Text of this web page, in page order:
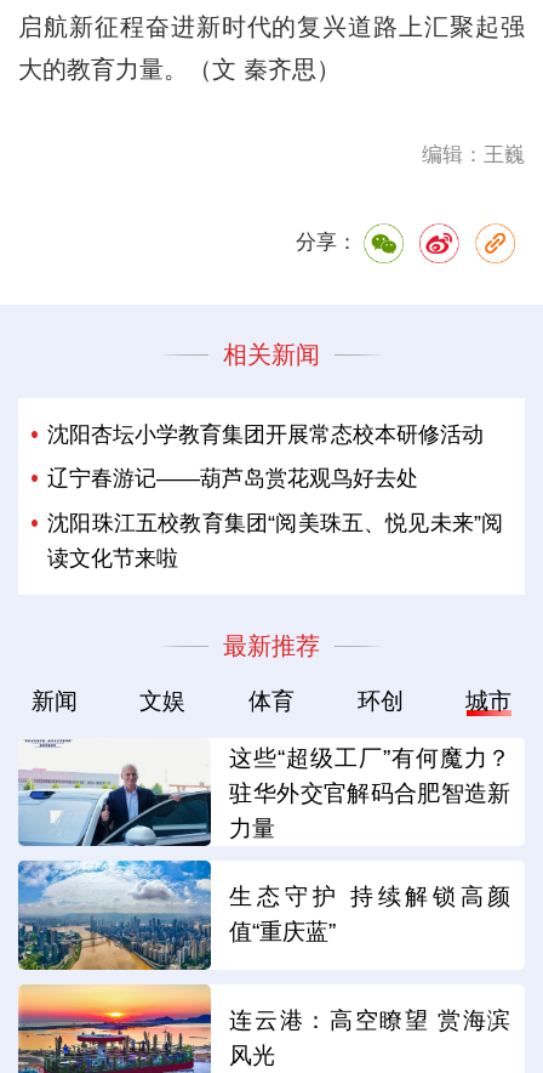
启航新征程奋进新时代的复兴道路上汇聚起强
大的教育力量。（文 秦齐思）
编辑：王巍
分享：
相关新闻
沈阳杏坛小学教育集团开展常态校本研修活动
辽宁春游记——葫芦岛赏花观鸟好去处
沈阳珠江五校教育集团“阅美珠五、悦见未来”阅
读文化节来啦
最新推荐
新闻 文娱 体育 环创 城市
这些“超级工厂”有何魔力？
驻华外交官解码合肥智造新
力量
生态守护 持续解锁高颜
值“重庆蓝”
连云港：高空瞭望 赏海滨
风光